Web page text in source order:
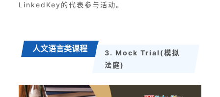
LinkedKey的代表参与活动。
人文语言类课程
3. Mock Trial(模拟
法庭)